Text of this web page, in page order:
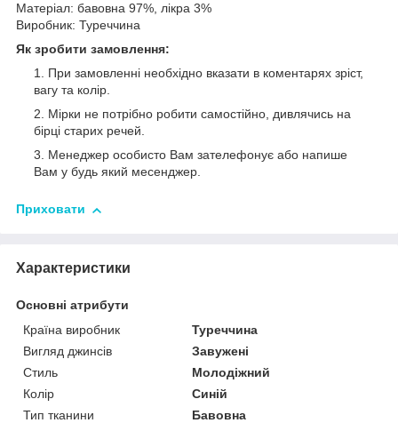
Матеріал: бавовна 97%, лікра 3%
Виробник: Туреччина
Як зробити замовлення:
При замовленні необхідно вказати в коментарях зріст,
вагу та колір.
Мірки не потрібно робити самостійно, дивлячись на
бірці старих речей.
Менеджер особисто Вам зателефонує або напише
Вам у будь який месенджер.
Приховати
Характеристики
Основні атрибути
Країна виробник
Туреччина
Вигляд джинсів
Завужені
Стиль
Молодіжний
Колір
Синій
Тип тканини
Бавовна